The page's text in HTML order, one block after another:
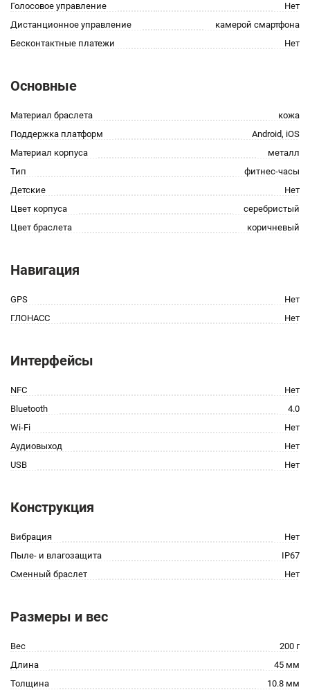
Голосовое управление
Нет
Дистанционное управление
камерой смартфона
Бесконтактные платежи
Нет
Основные
Материал браслета
кожа
Поддержка платформ
Android, iOS
Материал корпуса
металл
Тип
фитнес-часы
Детские
Нет
Цвет корпуса
серебристый
Цвет браслета
коричневый
Навигация
GPS
Нет
ГЛОНАСС
Нет
Интерфейсы
NFC
Нет
Bluetooth
4.0
Wi-Fi
Нет
Аудиовыход
Нет
USB
Нет
Конструкция
Вибрация
Нет
Пыле- и влагозащита
IP67
Сменный браслет
Нет
Размеры и вес
Вес
200 г
Длина
45 мм
Толщина
10.8 мм